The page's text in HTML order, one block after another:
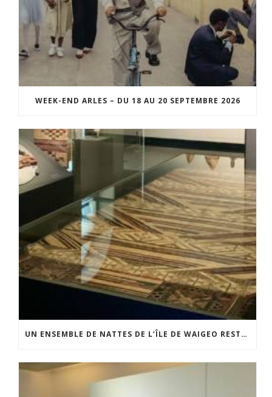
WEEK-END ARLES – DU 18 AU 20 SEPTEMBRE 2026
UN ENSEMBLE DE NATTES DE L’ÎLE DE WAIGEO RESTAURÉ GRÂCE AU SOUTIEN DU CERCLE LÉVI-STRAUSS